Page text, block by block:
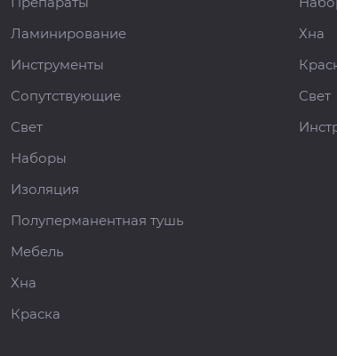
Ламинирование
Инструменты
Сопутствующие
Свет
Наборы
Изоляция
Полуперманентная тушь
Мебель
Хна
Краска
Хна
Свет